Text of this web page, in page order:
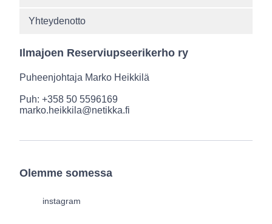
Yhteydenotto
Ilmajoen Reserviupseerikerho ry
Puheenjohtaja Marko Heikkilä
Puh: +358 50 5596169
marko.heikkila@netikka.fi
Olemme somessa
instagram